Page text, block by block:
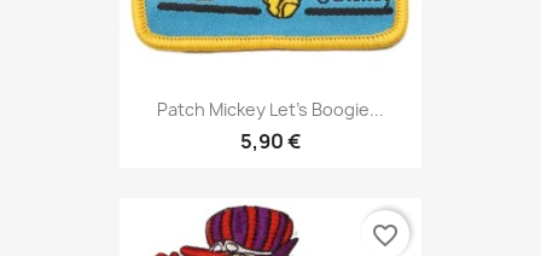
Patch Mickey Let's Boogie...
5,90 €
favorite_border